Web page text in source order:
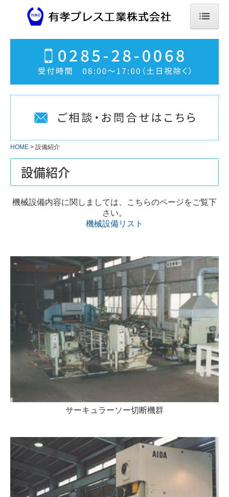
HOME
会社概要
設備紹介
製品紹介
機械設備リスト
ご発注までの流れ
協力企業募集
HOME 設備紹介
設備紹介
機械設備内容に関しましては、こちらのページをご覧下
さい。
機械設備リスト
サーキュラーソー切断機群